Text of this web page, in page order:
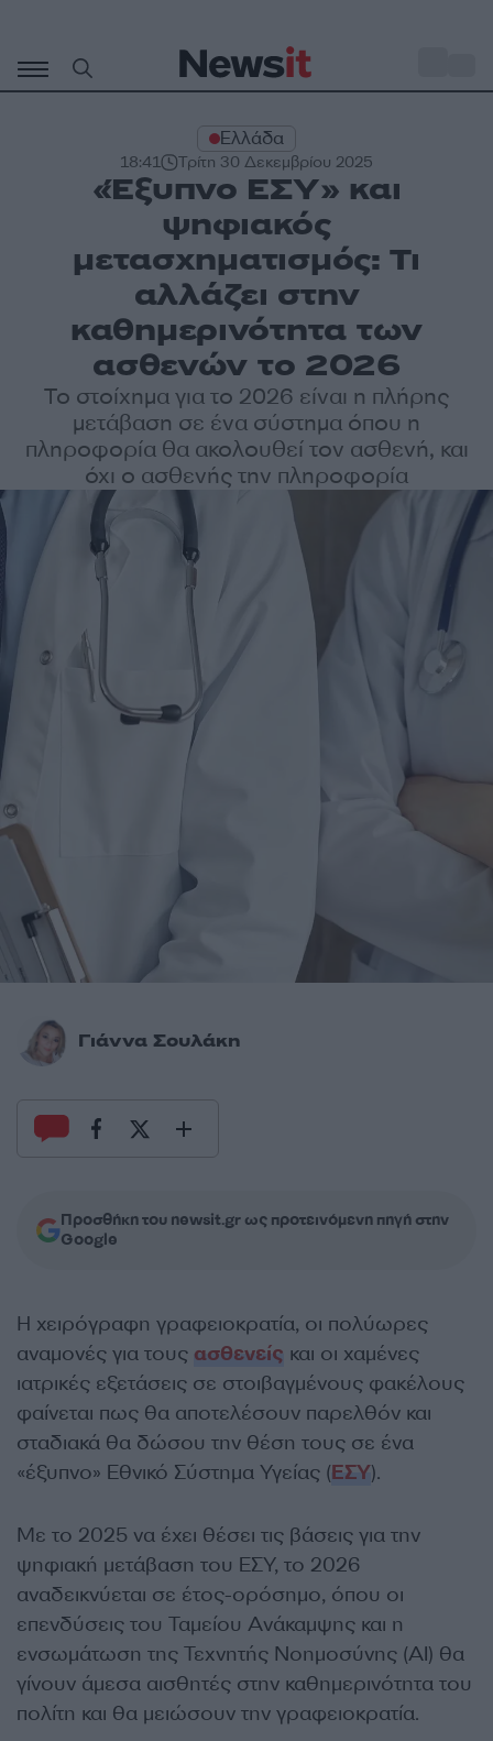
περιεχόμενο
Ελλάδα
18:41 Τρίτη 30 Δεκεμβρίου 2025
«Έξυπνο ΕΣΥ» και
ψηφιακός
μετασχηματισμός: Τι
αλλάζει στην
καθημερινότητα των
ασθενών το 2026
Το στοίχημα για το 2026 είναι η πλήρης
μετάβαση σε ένα σύστημα όπου η
πληροφορία θα ακολουθεί τον ασθενή, και
όχι ο ασθενής την πληροφορία
Γιάννα Σουλάκη
Προσθήκη του newsit.gr ως προτεινόμενη πηγή στην
Google
Η χειρόγραφη γραφειοκρατία, οι πολύωρες
αναμονές για τους ασθενείς και οι χαμένες
ιατρικές εξετάσεις σε στοιβαγμένους φακέλους
φαίνεται πως θα αποτελέσουν παρελθόν και
σταδιακά θα δώσου την θέση τους σε ένα
«έξυπνο» Εθνικό Σύστημα Υγείας (ΕΣΥ).
Με το 2025 να έχει θέσει τις βάσεις για την
ψηφιακή μετάβαση του ΕΣΥ, το 2026
αναδεικνύεται σε έτος-ορόσημο, όπου οι
επενδύσεις του Ταμείου Ανάκαμψης και η
ενσωμάτωση της Τεχνητής Νοημοσύνης (AI) θα
γίνουν άμεσα αισθητές στην καθημερινότητα του
πολίτη και θα μειώσουν την γραφειοκρατία.